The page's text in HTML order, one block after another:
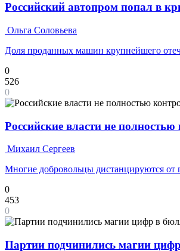
Российский автопром попал в
Ольга Соловьева
Доля проданных машин крупнейшего
0
526
0
Российские власти не
Михаил Сергеев
Многие добровольцы дистанцируются от
0
453
0
Партии подчинились магии